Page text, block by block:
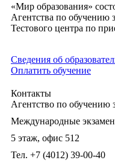
«Мир образования»
Агентства по обучению
Тестового центра по
Сведения об
Оплатить обучение
Контакты
Агентство по обучению
Международные
5 этаж, офис 512
Тел. +7 (4012) 39-00-40